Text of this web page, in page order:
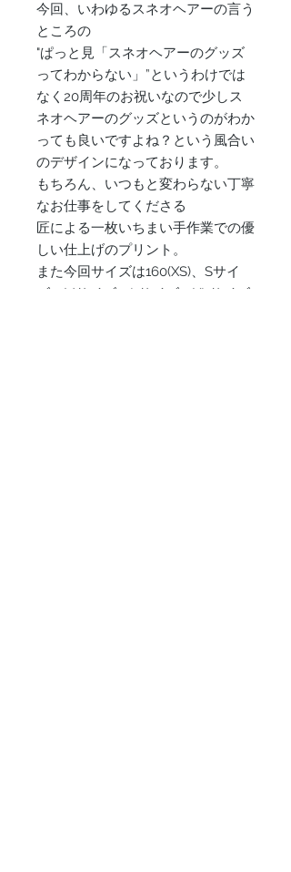
今回、いわゆるスネオヘアーの言う
ところの
"ぱっと見「スネオヘアーのグッズ
ってわからない」”というわけでは
なく20周年のお祝いなので少しス
ネオヘアーのグッズというのがわか
っても良いですよね？という風合い
のデザインになっております。
もちろん、いつもと変わらない丁寧
なお仕事をしてくださる
匠による一枚いちまい手作業での優
しい仕上げのプリント。
また今回サイズは160(XS)、Sサイ
ズ・Mサイズ・Lサイズ、XLサイズ